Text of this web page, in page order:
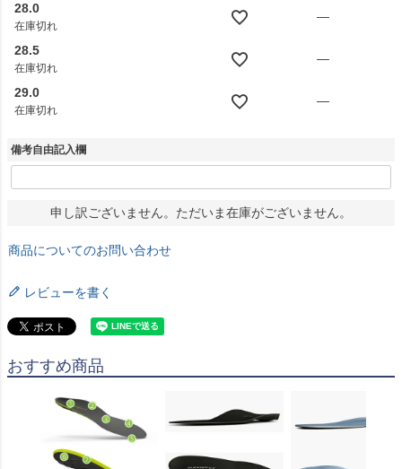
28.0
在庫切れ
—
28.5
在庫切れ
—
29.0
在庫切れ
—
備考自由記入欄
申し訳ございません。ただいま在庫がございません。
商品についてのお問い合わせ
レビューを書く
おすすめ商品